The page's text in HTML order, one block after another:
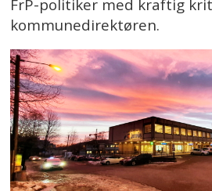
FrP-politiker med kraftig
kommunedirektøren.